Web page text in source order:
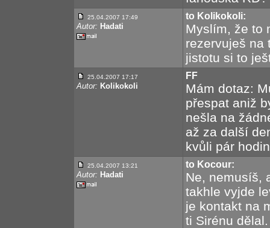
25.04.2007 17:49
Autor: Hadati
to Kolikokoli:
Myslím, že to
rezervuješ na
jistotu si to
25.04.2007 17:17
Autor: Kolikokoli
FF
Mám dotaz:
přespat aniž
nešla na
až za další
kvůli pár
25.04.2007 13:21
Autor: Hadati
to Kocour:
Ne, nemusíš,
takhle vyjde
je kontakt na
ti Sirénu dělal.